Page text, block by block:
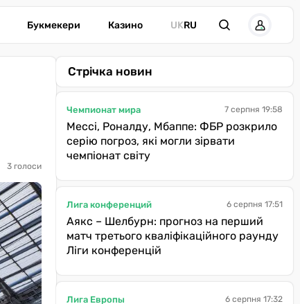
Букмекери Казино UKRU
3 голоси
Стрічка новин
Чемпионат мира 7 серпня 19:58
Мессі, Роналду, Мбаппе: ФБР розкрило
серію погроз, які могли зірвати
чемпіонат світу
Лига конференций 6 серпня 17:51
Аякс – Шелбурн: прогноз на перший
матч третього кваліфікаційного раунду
Ліги конференцій
Лига Европы 6 серпня 17:32